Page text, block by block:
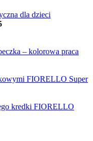
dla dzieci
– kolorowa praca
kredki FIORELLO